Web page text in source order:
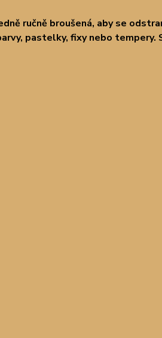
ručně broušená, aby se
pastelky, fixy nebo